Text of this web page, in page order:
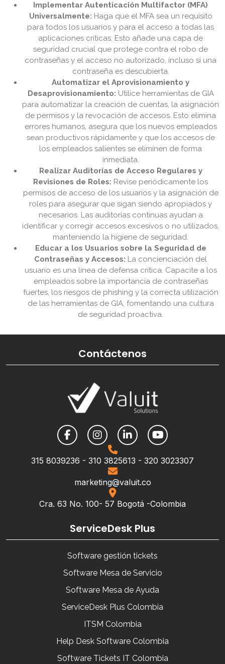
Implementar Autenticación Multifactor (MFA)
Universalmente: Haga que el MFA sea un requisito
para todos los usuarios y para el acceso a todas las
aplicaciones críticas. Esto añade una capa de
seguridad crucial que protege contra el robo de
contraseñas y el acceso no autorizado, incluso si una
contraseña es descubierta.
Automatizar el Aprovisionamiento y
Desaprovisionamiento: Utilice herramientas de GIA
para automatizar la creación de cuentas, la asignación
de permisos y la revocación de accesos. Esto elimina
errores humanos, asegura que los nuevos empleados
sean productivos rápidamente y que los accesos de
los empleados salientes se eliminen de forma
inmediata.
Realizar Auditorías de Acceso Regulares y
Revisiones de Roles: Revise periódicamente los
permisos de acceso de los usuarios y la asignación de
roles para asegurar que sigan siendo apropiados y
necesarios. Las auditorías continuas ayudan a
identificar y corregir accesos excesivos o no utilizados,
manteniendo la higiene de seguridad.
Educar a los Usuarios sobre la Seguridad de
Contraseñas y Accesos: La concienciación del
usuario es una línea de defensa crítica. Capacite a los
empleados sobre la importancia de contraseñas
fuertes, los riesgos de phishing y la correcta utilización
de las herramientas de GIA, fomentando una cultura
de seguridad proactiva.
Contáctenos
315 8039236 - 310 3825613 - 320 3023307
marketing@valuit.co
Cra. 63 No. 100- 57 Bogotá -Colombia
ServiceDesk Plus
Software gestión tickets
Software Mesa de Servicio
Software Mesa de Ayuda
ServiceDesk Plus Colombia
ITSM Colombia
Help Desk Software Colombia
Software Tickets IT Colombia